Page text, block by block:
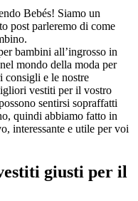
Bebés! Siamo un
post parleremo di come
bambini all’ingrosso in
mondo della moda per
consigli e le nostre
vestiti per il vostro
sentirsi sopraffatti
quindi abbiamo fatto in
interessante e utile per voi
giusti per il